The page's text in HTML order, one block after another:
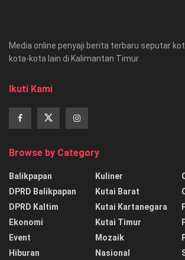
Media online penyaji berita terbaru seputar
kota-kota lain di Kalimantan Timur
Ikuti Kami
Browse by Category
Balikpapan
DPRD Balikpapan
DPRD Kaltim
Ekonomi
Event
Hiburan
Kuliner
Kutai Barat
Kutai Kartanegara
Kutai Timur
Mozaik
Nasional